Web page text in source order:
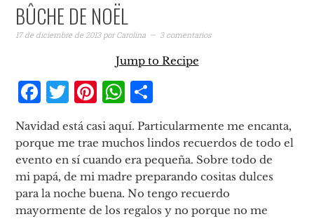
BÛCHE DE NOËL
17 de diciembre de 2013porCarolina 3 comentarios
Jump to Recipe
Facebook
Twitter
Pinterest
WhatsApp
Navidad está casi aquí. Particularmente me encanta,
porque me trae muchos lindos recuerdos de todo el
evento en sí cuando era pequeña. Sobre todo de
mi papá, de mi madre preparando cositas dulces
para la noche buena. No tengo recuerdo
mayormente de los regalos y no porque no me